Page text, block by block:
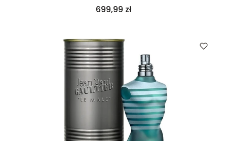
Cena
699,99 zł